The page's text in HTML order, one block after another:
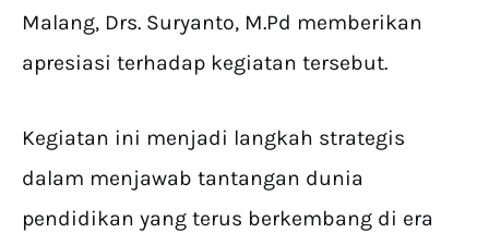
Malang, Drs. Suryanto, M.Pd memberikan
apresiasi terhadap kegiatan tersebut.
Kegiatan ini menjadi langkah strategis
dalam menjawab tantangan dunia
pendidikan yang terus berkembang di era